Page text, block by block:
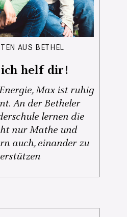
AUS BETHEL
helf dir!
Max ist ruhig
An der Betheler
lernen die
nur Mathe und
auch, einander zu